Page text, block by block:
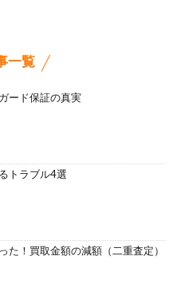
一覧
ード保証の真実
トラブル4選
た！買取金額の減額（二重査定）